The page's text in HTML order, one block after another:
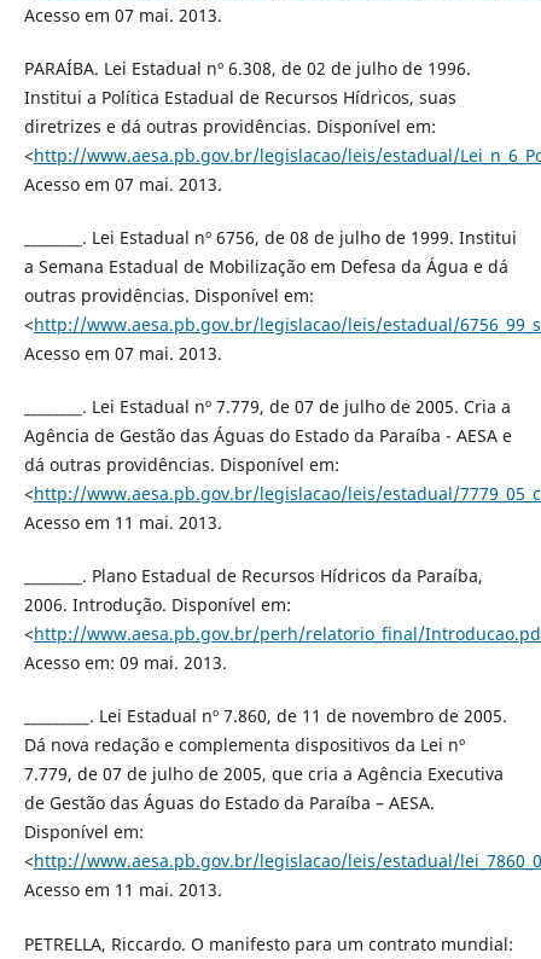
Acesso em 07 mai. 2013.
PARAÍBA. Lei Estadual nº 6.308, de 02 de julho de 1996.
Institui a Política Estadual de Recursos Hídricos, suas
diretrizes e dá outras providências. Disponível em:
<http://www.aesa.pb.gov.br/legislacao/leis/estadual/
Acesso em 07 mai. 2013.
________. Lei Estadual nº 6756, de 08 de julho de 1999. Institui
a Semana Estadual de Mobilização em Defesa da Água e dá
outras providências. Disponível em:
<http://www.aesa.pb.gov.br/legislacao/leis/estadual/
Acesso em 07 mai. 2013.
________. Lei Estadual nº 7.779, de 07 de julho de 2005. Cria a
Agência de Gestão das Águas do Estado da Paraíba - AESA e
dá outras providências. Disponível em:
<http://www.aesa.pb.gov.br/legislacao/leis/estadual/
Acesso em 11 mai. 2013.
________. Plano Estadual de Recursos Hídricos da Paraíba,
2006. Introdução. Disponível em:
<http://www.aesa.pb.gov.br/perh/relatorio_final/
Acesso em: 09 mai. 2013.
_________. Lei Estadual nº 7.860, de 11 de novembro de 2005.
Dá nova redação e complementa dispositivos da Lei nº
7.779, de 07 de julho de 2005, que cria a Agência Executiva
de Gestão das Águas do Estado da Paraíba – AESA.
Disponível em:
<http://www.aesa.pb.gov.br/legislacao/leis/estadual/
Acesso em 11 mai. 2013.
PETRELLA, Riccardo. O manifesto para um contrato mundial: